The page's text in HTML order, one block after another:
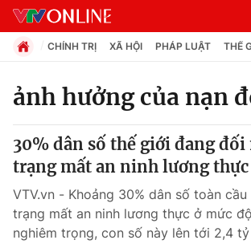
Chuyên mục
Chính trị
Xã hội
CHÍNH TRỊ XÃ HỘI PHÁP LUẬT THẾ
ảnh hưởng của nạn
30% dân số thế giới đang
trạng mất an ninh lương thực
VTV.vn - Khoảng 30% dân số toàn
trạng mất an ninh lương thực ở mức
nghiêm trọng, con số này lên tới 2,4